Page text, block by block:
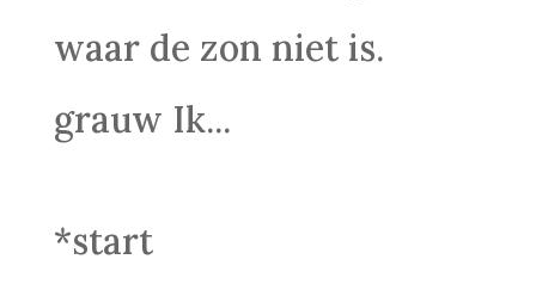
waar de zon niet is.
grauw Ik...
*start